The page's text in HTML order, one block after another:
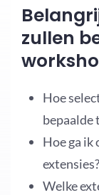
zullen
Hoe
bepaalde
Hoe ga ik
extensies?
Welke